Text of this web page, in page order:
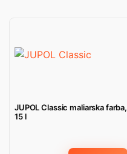
JUPOL Classic maliarska farba,
15 l